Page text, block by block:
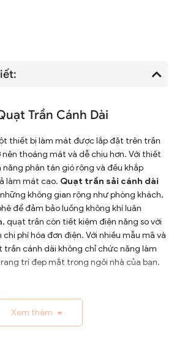
Trần Cánh Dài
thiết bị làm mát được lắp đặt trên trần
thoáng mát và dễ chịu hơn. Với thiết
phân tán gió rộng và đều khắp
làm mát cao. Quạt trần sải cánh dài
không gian rộng như phòng khách,
để đảm bảo luồng không khí luân
quạt trần còn tiết kiệm điện năng so với
phí hóa đơn điện. Với nhiều mẫu mã và
cánh dài không chỉ chức năng làm
trí đẹp mắt trong ngôi nhà của bạn.
Triển
Xem thêm